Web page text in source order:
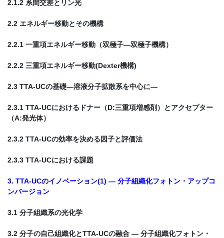
2.1.2 系間交差とリン光
2.2 エネルギー移動とその機構
2.2.1 一重項エネルギー移動（双極子―双極子機構）
2.2.2 三重項エネルギー移動(Dexter機構)
2.3 TTA-UCの基礎―溶液分子拡散系を中心に―
2.3.1 TTA-UCにおけるドナー（D:三重項増感剤）とアクセプター
（A:発光体）
2.3.2 TTA-UCの効率を決める因子と評価法
2.3.3 TTA-UCにおける課題
3. TTA-UCのイノベーション(1) ― 分子組織化フォトン・アップコ
ンバージョン
3.1 分子組織系の光化学
3.2 分子の自己組織化とTTA-UCの融合 ― 分子組織化フォトン・